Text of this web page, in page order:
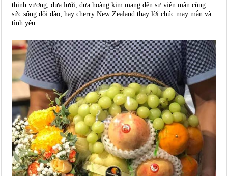
thịnh vượng; dưa lưới, dưa hoàng kim mang đến sự viên mãn cùng
sức sống dồi dào; hay cherry New Zealand thay lời chúc may mắn và
tình yêu…